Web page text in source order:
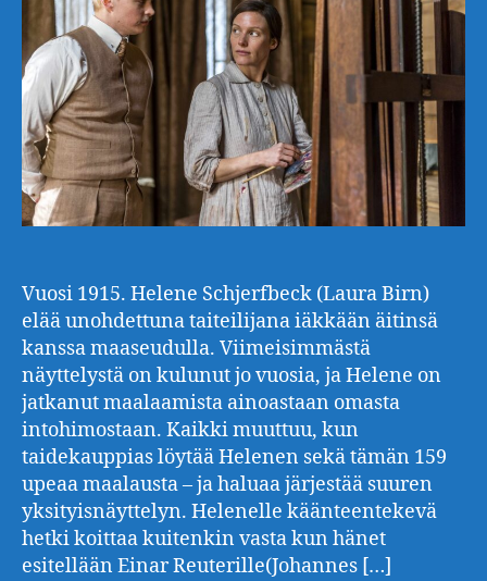
Vuosi 1915. Helene Schjerfbeck (Laura Birn)
elää unohdettuna taiteilijana iäkkään äitinsä
kanssa maaseudulla. Viimeisimmästä
näyttelystä on kulunut jo vuosia, ja Helene on
jatkanut maalaamista ainoastaan omasta
intohimostaan. Kaikki muuttuu, kun
taidekauppias löytää Helenen sekä tämän 159
upeaa maalausta – ja haluaa järjestää suuren
yksityisnäyttelyn. Helenelle käänteentekevä
hetki koittaa kuitenkin vasta kun hänet
esitellään Einar Reuterille(Johannes […]